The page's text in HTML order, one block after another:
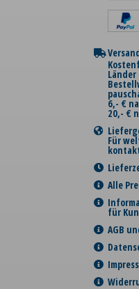
Länder
6,- €
20,- €
Für
Alle
für
AGB